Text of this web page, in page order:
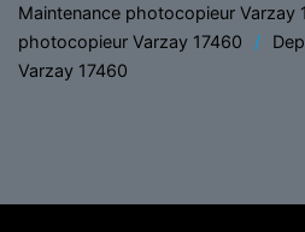
Maintenance photocopieur Varzay
photocopieur Varzay 17460
Varzay 17460